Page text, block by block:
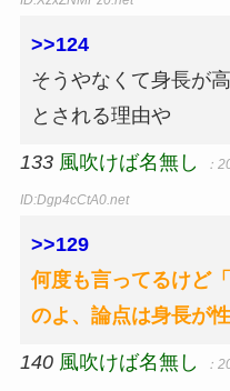
>>124
そうやなくて身長が
とされる理由や
133 風吹けば名無し ：
ID:Dgp4cCtA0.net
>>129
何度も言ってるけど
のよ、論点は身長が
140 風吹けば名無し ：